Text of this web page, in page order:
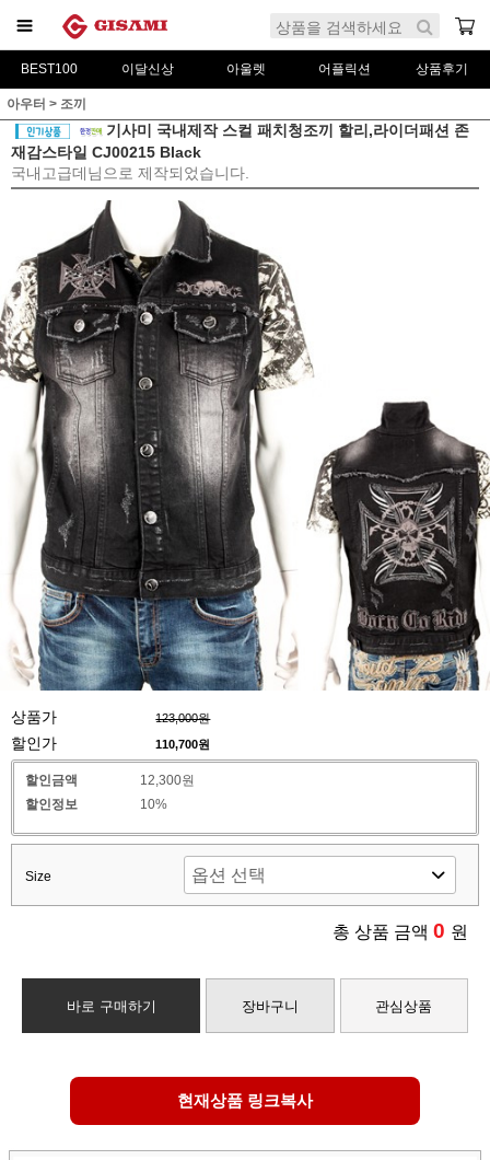
BEST100 이달신상 아울렛 어플릭션 상품후기
아우터 > 조끼
기사미 국내제작 스컬 패치청조끼 할리,라이더패션 존
재감스타일 CJ00215 Black
국내고급데님으로 제작되었습니다.
상품가 123,000원
할인가 110,700원
할인금액
12,300원
할인정보
10%
Size
총 상품 금액 0 원
바로 구매하기 장바구니 관심상품
현재상품 링크복사